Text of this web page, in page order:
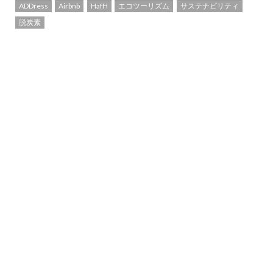
ADDress
Airbnb HafH エコツーリズム
サステナビリティ
脱炭素